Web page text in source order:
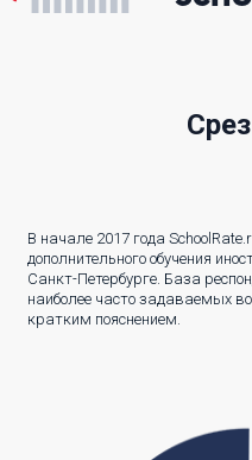
В начале 2017 года
дополнительного обучения
Санкт-Петербурге. База
наиболее часто задаваемых
кратким пояснением.